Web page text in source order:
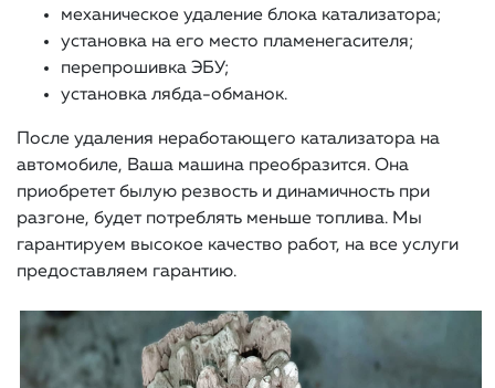
механическое удаление блока катализатора;
установка на его место пламенегасителя;
перепрошивка ЭБУ;
установка лябда-обманок.
После удаления неработающего катализатора на
автомобиле, Ваша машина преобразится. Она
приобретет былую резвость и динамичность при
разгоне, будет потреблять меньше топлива. Мы
гарантируем высокое качество работ, на все услуги
предоставляем гарантию.